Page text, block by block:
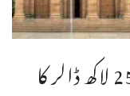
ملکی زر مبادلہ ذخائر میں 3 کروڑ25 لاکھ ڈالر کا